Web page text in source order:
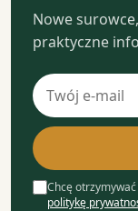
Nowe
praktyczne
Adres
e-
mail
Chcę
politykę